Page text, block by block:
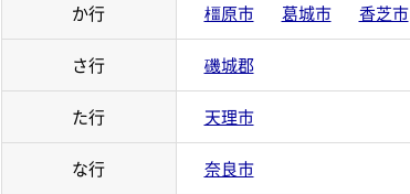
か行 橿原市 葛城市 香芝市
さ行 磯城郡
た行 天理市
な行 奈良市